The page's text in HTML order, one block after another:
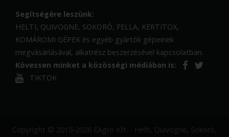
Segítségére leszünk:
HELTI, QUIVOGNE, SOKORÓ, FELLA, KERTITOX,
KOMÁROMI GÉPEK és egyéb gyártók gépeinek
megvásárlásával, alkatrész beszerzésével kapcsolatban.
Kövessen minket a közösségi médiában is:
TIKTOK
Copyright © 2015-2026 EAgro Kft. - Helti, Quivogne, Sokoró,